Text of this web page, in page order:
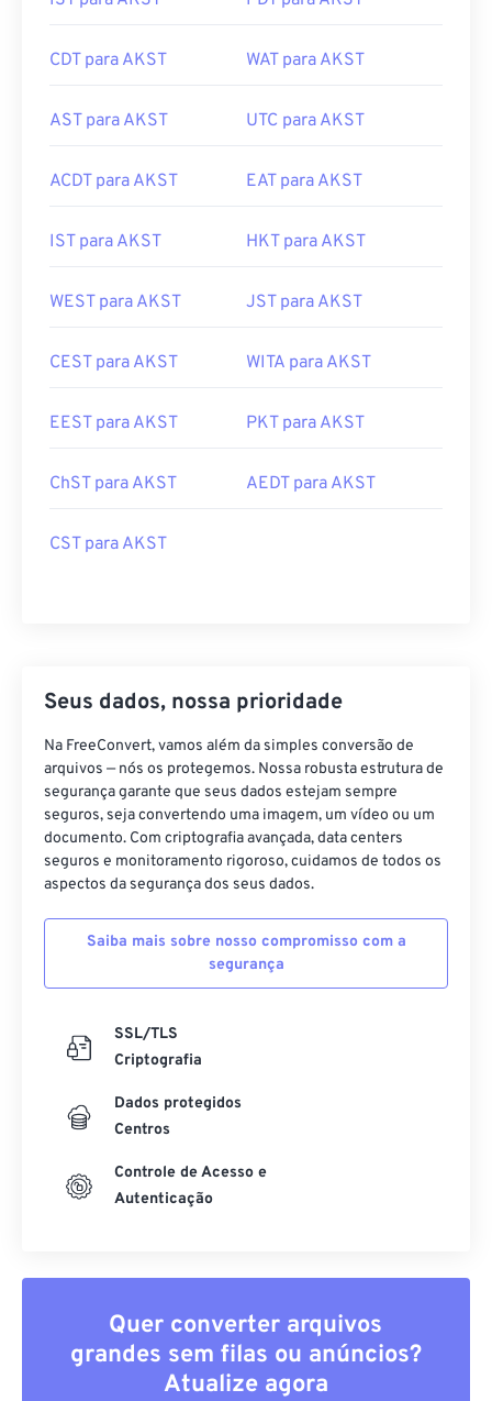
CDT para AKST WAT para AKST
AST para AKST UTC para AKST
ACDT para AKST EAT para AKST
IST para AKST HKT para AKST
WEST para AKST JST para AKST
CEST para AKST WITA para AKST
EEST para AKST PKT para AKST
ChST para AKST AEDT para AKST
CST para AKST
Seus dados, nossa prioridade
Na FreeConvert, vamos além da simples conversão de
arquivos — nós os protegemos. Nossa robusta estrutura de
segurança garante que seus dados estejam sempre
seguros, seja convertendo uma imagem, um vídeo ou um
documento. Com criptografia avançada, data centers
seguros e monitoramento rigoroso, cuidamos de todos os
aspectos da segurança dos seus dados.
Saiba mais sobre nosso compromisso com a
segurança
SSL/TLS
Criptografia
Dados protegidos
Centros
Controle de Acesso e
Autenticação
Quer converter arquivos
grandes sem filas ou anúncios?
Atualize agora